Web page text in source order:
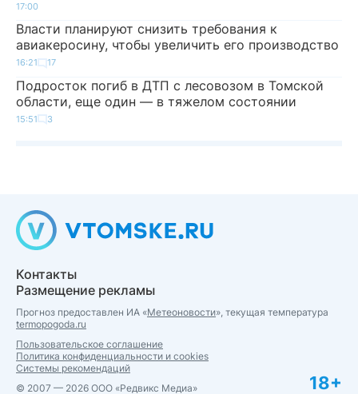
17:00
Власти планируют снизить требования к
авиакеросину, чтобы увеличить его производство
16:21 17
Подросток погиб в ДТП с лесовозом в Томской
области, еще один — в тяжелом состоянии
15:51 3
Контакты
Размещение рекламы
Прогноз предоставлен ИА «Метеоновости», текущая температура
termopogoda.ru
Пользовательское соглашение
Политика конфиденциальности и cookies
Системы рекомендаций
© 2007 — 2026 ООО «Редвикс Медиа»
18+